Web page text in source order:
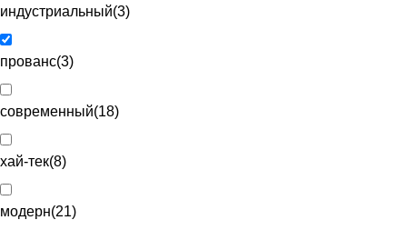
индустриальный(3)
прованс(3)
современный(18)
хай-тек(8)
модерн(21)